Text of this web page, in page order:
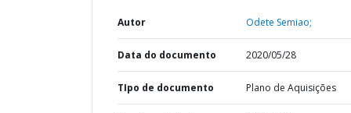
Autor Odete Semiao;
Data do documento 2020/05/28
TIpo de documento Plano de Aquisições